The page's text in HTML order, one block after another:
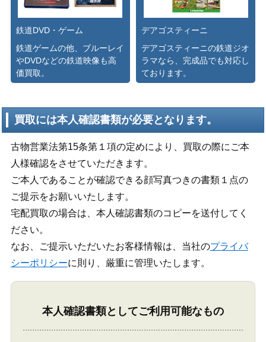
鉄道DVD・ゲーム
鉄道ゲームの他、ブルーレイ
やDVDなどの鉄道映像も高
価買取。
デアゴスティーニ
デアゴスティーニの鉄道ジオ
ラマなら、完成品でも対応し
ております。
買取には本人確認書類が必要となります。
古物営業法第15条第１項の定めにより、買取の際にご本
人様確認をさせていただきます。
ご本人であることが確認できる顔写真つきの書類１点の
ご提示をお願いいたします。
宅配買取の場合は、本人確認書類のコピーを送付してく
ださい。
なお、ご提示いただいたお客様情報は、当社のプライバ
シーポリシーに則り、厳重に管理いたします。
本人確認書類としてご利用可能なもの